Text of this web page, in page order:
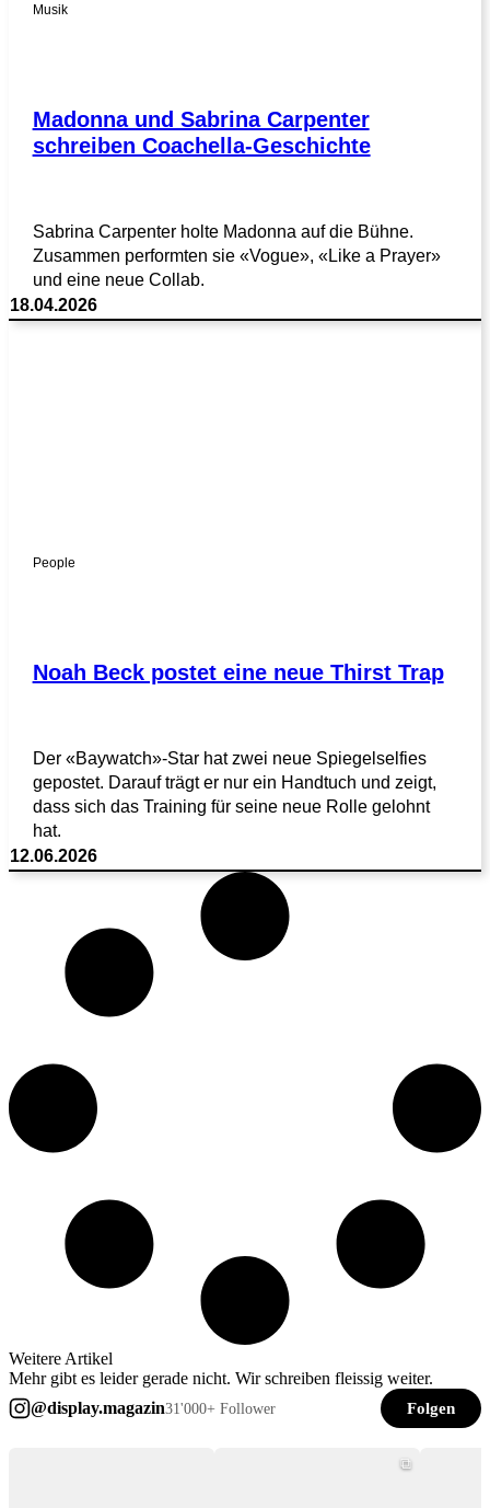
Musik
Madonna und Sabrina Carpenter
schreiben Coachella-Geschichte
Sabrina Carpenter holte Madonna auf die Bühne.
Zusammen performten sie «Vogue», «Like a Prayer»
und eine neue Collab.
18.04.2026
People
Noah Beck postet eine neue Thirst Trap
Der «Baywatch»-Star hat zwei neue Spiegelselfies
gepostet. Darauf trägt er nur ein Handtuch und zeigt,
dass sich das Training für seine neue Rolle gelohnt
hat.
12.06.2026
Weitere Artikel
Mehr gibt es leider gerade nicht. Wir schreiben fleissig weiter.
@display.magazin31'000+ Follower Folgen
⧉